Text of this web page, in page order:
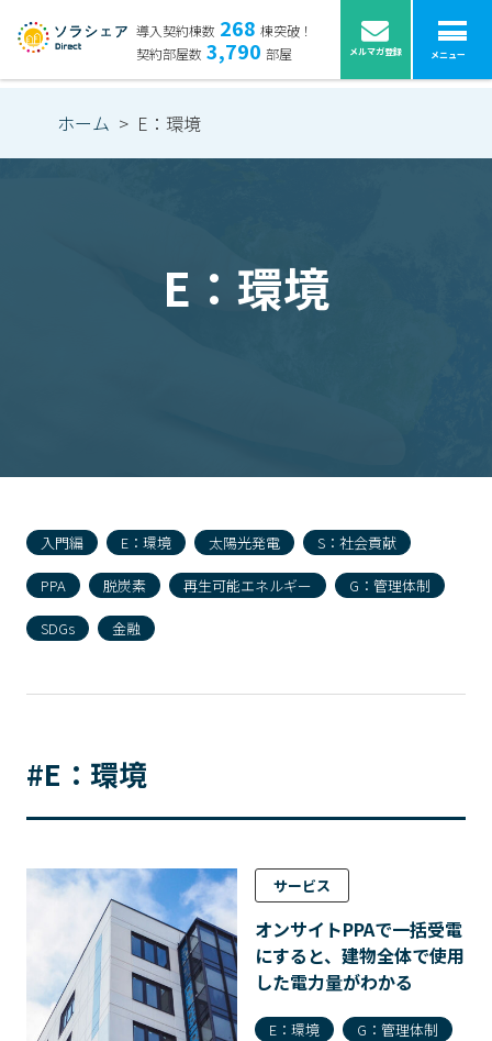
ホーム > E：環境
E：環境
入門編 E：環境 太陽光発電 S：社会貢献
PPA 脱炭素 再生可能エネルギー G：管理体制
SDGs 金融
#E：環境
サービス
オンサイトPPAで一括受電
にすると、建物全体で使用
した電力量がわかる
E：環境 G：管理体制
導入契約棟数 268 棟突破！
契約部屋数 3,790 部屋 メルマガ登録 メニュー